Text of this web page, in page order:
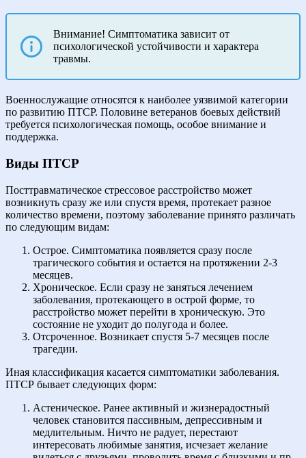
Внимание! Симптоматика зависит от
психологической устойчивости и характера
травмы.
Военнослужащие относятся к наиболее уязвимой категории
по развитию ПТСР. Половине ветеранов боевых действий
требуется психологическая помощь, особое внимание и
поддержка.
Виды ПТСР
Посттравматическое стрессовое расстройство может
возникнуть сразу же или спустя время, протекает разное
количество времени, поэтому заболевание принято различать
по следующим видам:
Острое. Симптоматика появляется сразу после
трагического события и остается на протяжении 2-3
месяцев.
Хроническое. Если сразу не заняться лечением
заболевания, протекающего в острой форме, то
расстройство может перейти в хроническую. Это
состояние не уходит до полугода и более.
Отсроченное. Возникает спустя 5-7 месяцев после
трагедии.
Иная классификация касается симптоматики заболевания.
ПТСР бывает следующих форм:
Астеническое. Ранее активный и жизнерадостный
человек становится пассивным, депрессивным и
медлительным. Ничто не радует, перестают
интересовать любимые занятия, исчезает желание